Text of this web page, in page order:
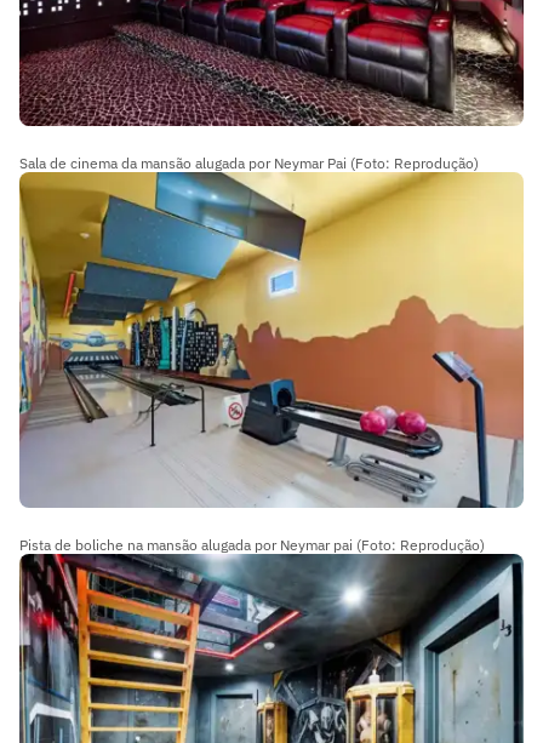
Sala de cinema da mansão alugada por Neymar Pai (Foto: Reprodução)
Pista de boliche na mansão alugada por Neymar pai (Foto: Reprodução)